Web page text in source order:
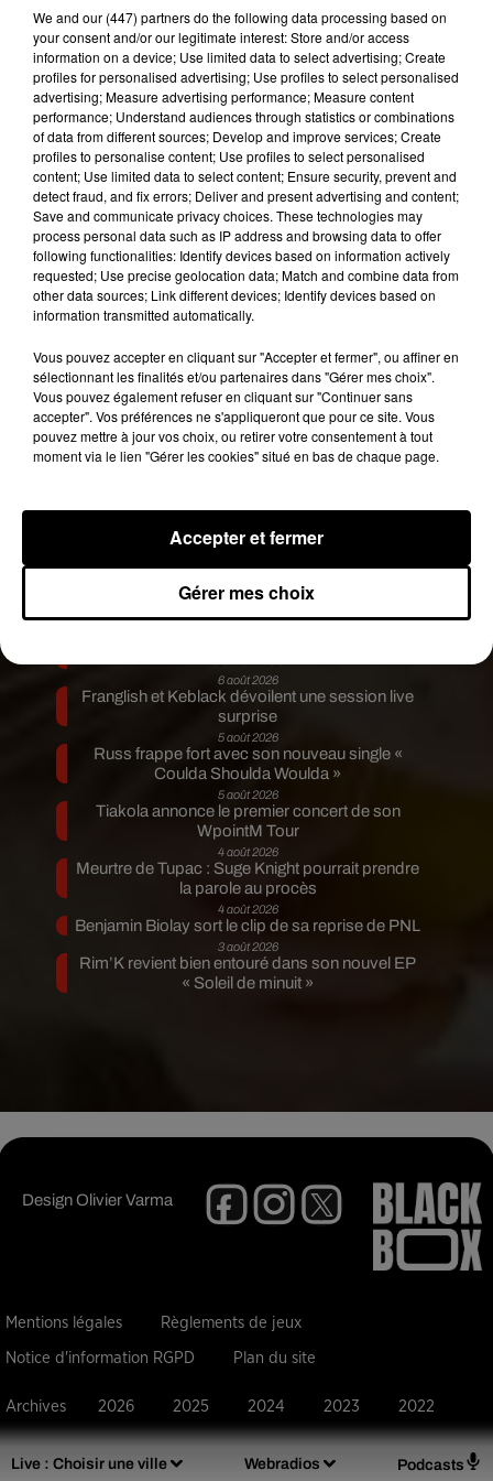
Live : Choisir une ville Webradios Podcasts
Publié : 28 février 2019 à 16h25 par Aurélie Amcn
monde. «Nous ne faisons aucune différence.Les
animaux sont tous égaux devant la loi», précise
un secouriste àPDA, une agence de presse
allemande.
Moha MMZ dévoile « Mikasa », un nouveau
single entre amour et...
7 août 2026
6 août 2026
Franglish et Keblack dévoilent une session live
surprise
5 août 2026
Russ frappe fort avec son nouveau single «
Coulda Shoulda Woulda »
5 août 2026
Tiakola annonce le premier concert de son
WpointM Tour
4 août 2026
Meurtre de Tupac : Suge Knight pourrait prendre
la parole au procès
4 août 2026
Benjamin Biolay sort le clip de sa reprise de PNL
3 août 2026
Rim’K revient bien entouré dans son nouvel EP
« Soleil de minuit »
DesignOlivier Varma
Mentions légales Règlements de jeux
Notice d'information RGPD Plan du site
Archives 2026 2025 2024 2023 2022
We and our (447) partnersdo the following data processing based on
your consent and/or our legitimate interest: Store and/or access
information on a device; Use limited data to select advertising; Create
profiles for personalised advertising; Use profiles to select personalised
advertising; Measure advertising performance; Measure content
performance; Understand audiences through statistics or combinations
of data from different sources; Develop and improve services; Create
profiles to personalise content; Use profiles to select personalised
content; Use limited data to select content; Ensure security, prevent and
detect fraud, and fix errors; Deliver and present advertising and content;
Save and communicate privacy choices. These technologies may
process personal data such as IP address and browsing data to offer
following functionalities: Identify devices based on information actively
requested; Use precise geolocation data; Match and combine data from
other data sources; Link different devices; Identify devices based on
information transmitted automatically.
Vous pouvez accepter en cliquant sur "Accepter et fermer", ou affiner en
sélectionnant les finalités et/ou partenaires dans "Gérer mes choix".
Vous pouvez également refuser en cliquant sur "Continuer sans
accepter". Vos préférences ne s'appliqueront que pour ce site. Vous
pouvez mettre à jour vos choix, ou retirer votre consentement à tout
moment via le lien "Gérer les cookies" situé en bas de chaque page.
Gérer mes choix
Accepter et fermer